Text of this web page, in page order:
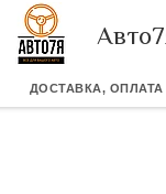
ДОСТАВКА, ОПЛАТА